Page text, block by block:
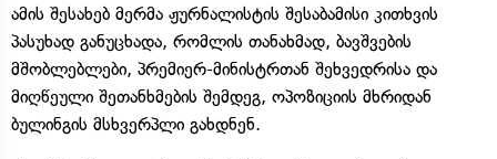
ამის შესახებ მერმა ჟურნალისტის შესაბამისი კითხვის
პასუხად განუცხადა, რომლის თანახმად, ბავშვების
მშობლებლები, პრემიერ-მინისტრთან შეხვედრისა და
მიღწეული შეთანხმების შემდეგ, ოპოზიციის მხრიდან
ბულინგის მსხვერპლი გახდნენ.